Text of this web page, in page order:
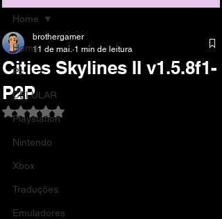
Home
Pc
CELULAR
Playstation
Nintendo
Xbox
Traduções
Emuladores
Home
Cities Skylines II v1.5.8f1-
P2P
brothergamer
11 de mai. 1 min de leitura
Avaliado com NaN de 5 estrelas.